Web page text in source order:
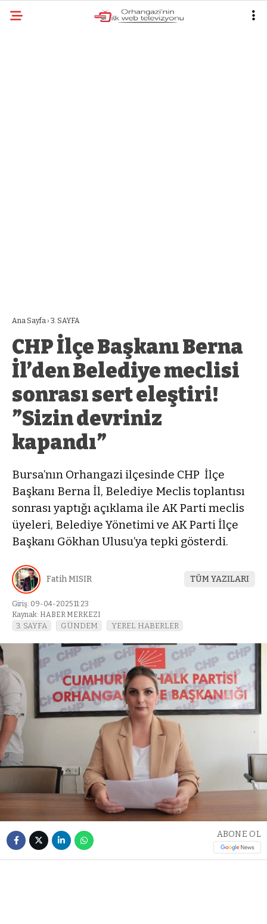
Ana Sayfa › 3. SAYFA
CHP İlçe Başkanı Berna
İl’den Belediye meclisi
sonrası sert eleştiri!
”Sizin devriniz
kapandı”
Bursa’nın Orhangazi ilçesinde CHP İlçe
Başkanı Berna İl, Belediye Meclis toplantısı
sonrası yaptığı açıklama ile AK Parti meclis
üyeleri, Belediye Yönetimi ve AK Parti İlçe
Başkanı Gökhan Ulusu’ya tepki gösterdi.
Fatih MISIR TÜM YAZILARI
Giriş: 09-04-2025 11:23
Kaynak: HABER MERKEZI
3. SAYFA GÜNDEM YEREL HABERLER
ABONE OL